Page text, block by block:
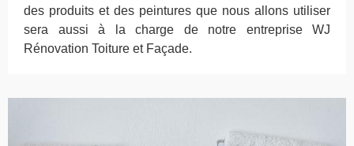
des produits et des peintures que nous allons utiliser
sera aussi à la charge de notre entreprise WJ
Rénovation Toiture et Façade.